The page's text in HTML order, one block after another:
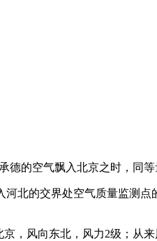
空气飘入北京之时，同等
的交界处空气质量监测点
风向东北，风力2级；从